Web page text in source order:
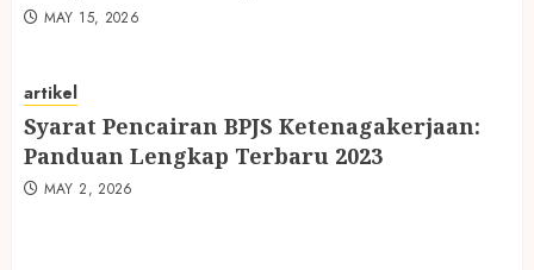
MAY 15, 2026
artikel
Syarat Pencairan BPJS Ketenagakerjaan:
Panduan Lengkap Terbaru 2023
MAY 2, 2026